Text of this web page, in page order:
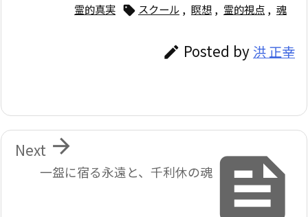
霊的真実  スクール , 瞑想 , 霊的視点 , 魂
 Posted by 洪 正幸

一盌に宿る永遠と、千利休の魂

Next